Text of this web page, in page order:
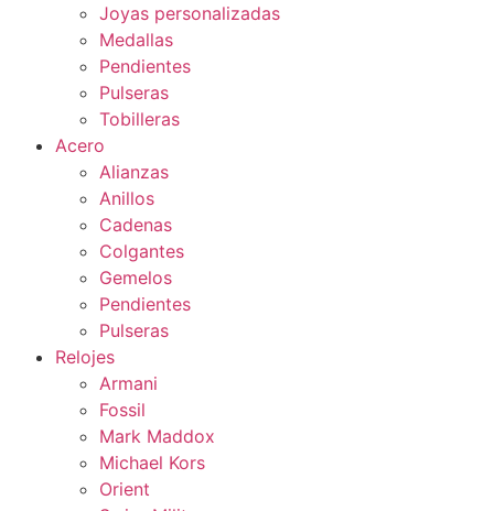
Joyas personalizadas
Medallas
Pendientes
Pulseras
Tobilleras
Acero
Alianzas
Anillos
Cadenas
Colgantes
Gemelos
Pendientes
Pulseras
Relojes
Armani
Fossil
Mark Maddox
Michael Kors
Orient